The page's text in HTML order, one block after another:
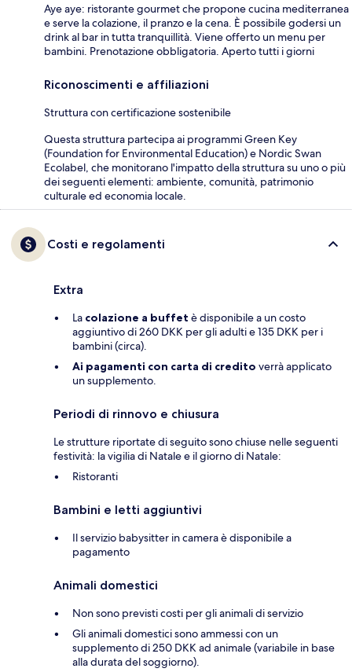
Aye aye: ristorante gourmet che propone cucina mediterranea
e serve la colazione, il pranzo e la cena. È possibile godersi un
drink al bar in tutta tranquillità. Viene offerto un menu per
bambini. Prenotazione obbligatoria. Aperto tutti i giorni
Riconoscimenti e affiliazioni
Struttura con certificazione sostenibile
Questa struttura partecipa ai programmi Green Key
(Foundation for Environmental Education) e Nordic Swan
Ecolabel, che monitorano l'impatto della struttura su uno o più
dei seguenti elementi: ambiente, comunità, patrimonio
culturale ed economia locale.
Costi e regolamenti
Extra
La colazione a buffet è disponibile a un costo
aggiuntivo di 260 DKK per gli adulti e 135 DKK per i
bambini (circa).
Ai pagamenti con carta di credito verrà applicato
un supplemento.
Periodi di rinnovo e chiusura
Le strutture riportate di seguito sono chiuse nelle seguenti
festività: la vigilia di Natale e il giorno di Natale:
Ristoranti
Bambini e letti aggiuntivi
Il servizio babysitter in camera è disponibile a
pagamento
Animali domestici
Non sono previsti costi per gli animali di servizio
Gli animali domestici sono ammessi con un
supplemento di 250 DKK ad animale (variabile in base
alla durata del soggiorno).